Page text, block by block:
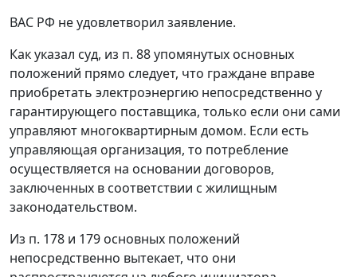
ВАС РФ не удовлетворил заявление.
Как указал суд, из п. 88 упомянутых основных
положений прямо следует, что граждане вправе
приобретать электроэнергию непосредственно у
гарантирующего поставщика, только если они сами
управляют многоквартирным домом. Если есть
управляющая организация, то потребление
осуществляется на основании договоров,
заключенных в соответствии с жилищным
законодательством.
Из п. 178 и 179 основных положений
непосредственно вытекает, что они